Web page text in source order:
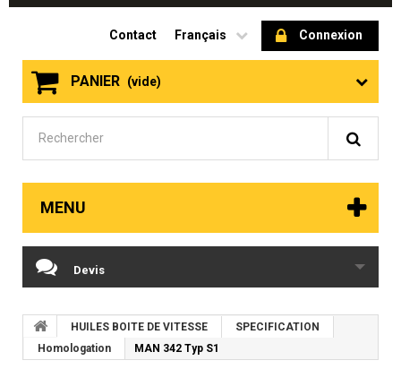
Connexion
Français
Contact
PANIER (vide)
MENU
Devis
HUILES BOITE DE VITESSE
SPECIFICATION
Homologation
MAN 342 Typ S1